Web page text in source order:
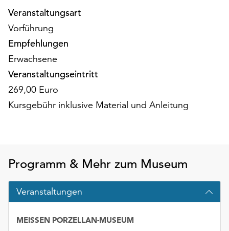
Verfügung.
Funktionale
Cookies
werden
auch
ohne
Ihr
Einverständnis
weiterhin
die
verwendeten
Cookies
anpassen,
erreichen
Sie
Veranstaltungsart
Vorführung
Empfehlungen
Erwachsene
Veranstaltungseintritt
269,00 Euro
Kursgebühr inklusive Material und Anleitung
Programm & Mehr zum Museum
Veranstaltungen
MEISSEN PORZELLAN-MUSEUM